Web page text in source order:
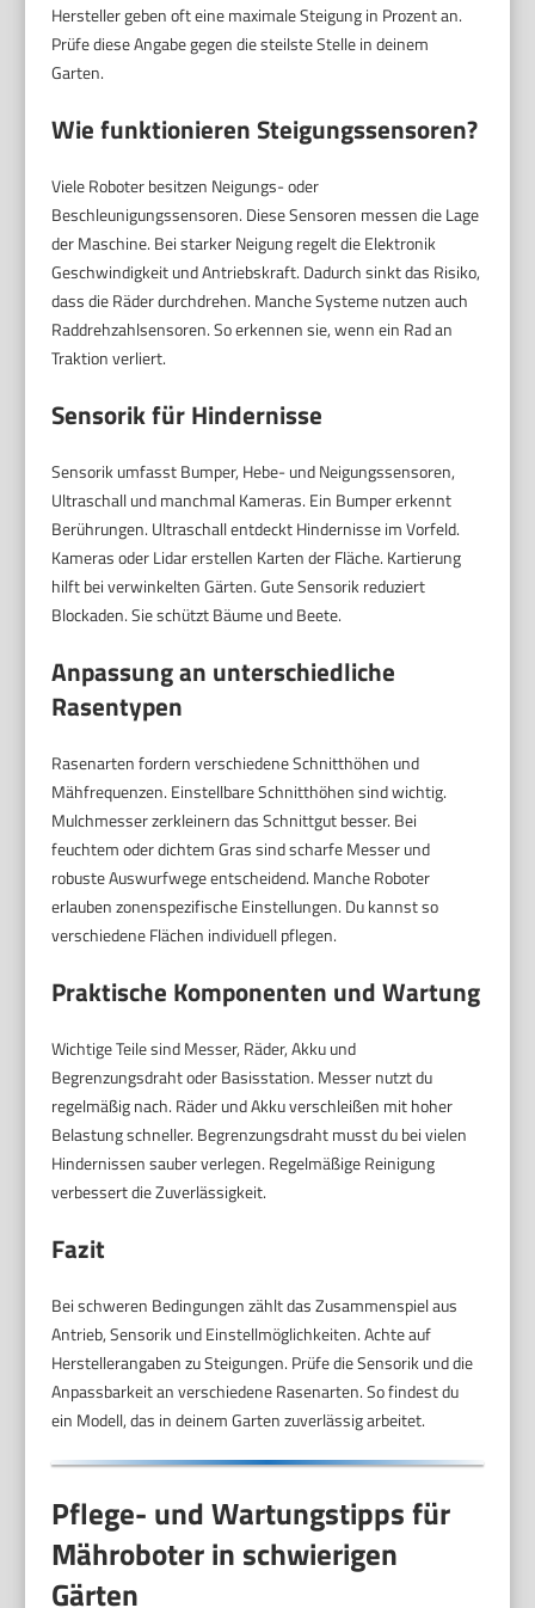
Hersteller geben oft eine maximale Steigung in Prozent an.
Prüfe diese Angabe gegen die steilste Stelle in deinem
Garten.
Wie funktionieren Steigungssensoren?
Viele Roboter besitzen Neigungs- oder
Beschleunigungssensoren. Diese Sensoren messen die Lage
der Maschine. Bei starker Neigung regelt die Elektronik
Geschwindigkeit und Antriebskraft. Dadurch sinkt das Risiko,
dass die Räder durchdrehen. Manche Systeme nutzen auch
Raddrehzahlsensoren. So erkennen sie, wenn ein Rad an
Traktion verliert.
Sensorik für Hindernisse
Sensorik umfasst Bumper, Hebe- und Neigungssensoren,
Ultraschall und manchmal Kameras. Ein Bumper erkennt
Berührungen. Ultraschall entdeckt Hindernisse im Vorfeld.
Kameras oder Lidar erstellen Karten der Fläche. Kartierung
hilft bei verwinkelten Gärten. Gute Sensorik reduziert
Blockaden. Sie schützt Bäume und Beete.
Anpassung an unterschiedliche
Rasentypen
Rasenarten fordern verschiedene Schnitthöhen und
Mähfrequenzen. Einstellbare Schnitthöhen sind wichtig.
Mulchmesser zerkleinern das Schnittgut besser. Bei
feuchtem oder dichtem Gras sind scharfe Messer und
robuste Auswurfwege entscheidend. Manche Roboter
erlauben zonenspezifische Einstellungen. Du kannst so
verschiedene Flächen individuell pflegen.
Praktische Komponenten und Wartung
Wichtige Teile sind Messer, Räder, Akku und
Begrenzungsdraht oder Basisstation. Messer nutzt du
regelmäßig nach. Räder und Akku verschleißen mit hoher
Belastung schneller. Begrenzungsdraht musst du bei vielen
Hindernissen sauber verlegen. Regelmäßige Reinigung
verbessert die Zuverlässigkeit.
Fazit
Bei schweren Bedingungen zählt das Zusammenspiel aus
Antrieb, Sensorik und Einstellmöglichkeiten. Achte auf
Herstellerangaben zu Steigungen. Prüfe die Sensorik und die
Anpassbarkeit an verschiedene Rasenarten. So findest du
ein Modell, das in deinem Garten zuverlässig arbeitet.
Pflege- und Wartungstipps für
Mähroboter in schwierigen
Gärten